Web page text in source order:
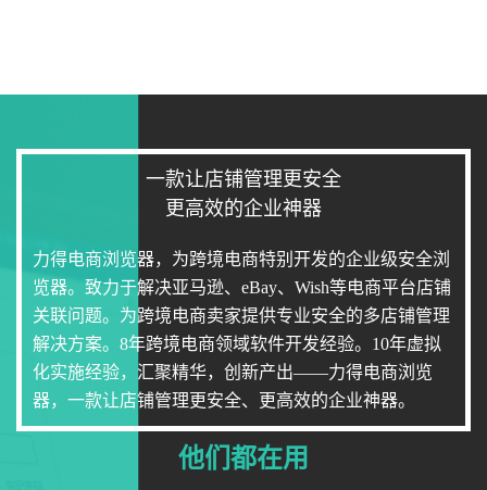
一款让店铺管理更安全
更高效的企业神器
力得电商浏览器，为跨境电商特别开发的企业级安全浏
览器。致力于解决亚马逊、eBay、Wish等电商平台店铺
关联问题。为跨境电商卖家提供专业安全的多店铺管理
解决方案。8年跨境电商领域软件开发经验。10年虚拟
化实施经验，汇聚精华，创新产出——力得电商浏览
器，一款让店铺管理更安全、更高效的企业神器。
他们都在用